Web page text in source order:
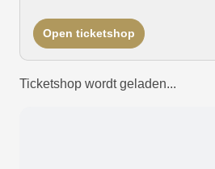
Open ticketshop
Ticketshop wordt geladen...